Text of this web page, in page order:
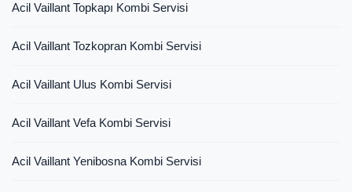
Acil Vaillant Topkapı Kombi Servisi
Acil Vaillant Tozkopran Kombi Servisi
Acil Vaillant Ulus Kombi Servisi
Acil Vaillant Vefa Kombi Servisi
Acil Vaillant Yenibosna Kombi Servisi